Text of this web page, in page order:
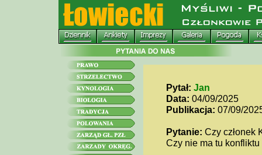
Pytał: Jan
Data: 04/09/2025
Publikacja: 07/09/
Pytanie: Czy członek
Czy nie ma tu konfliktu